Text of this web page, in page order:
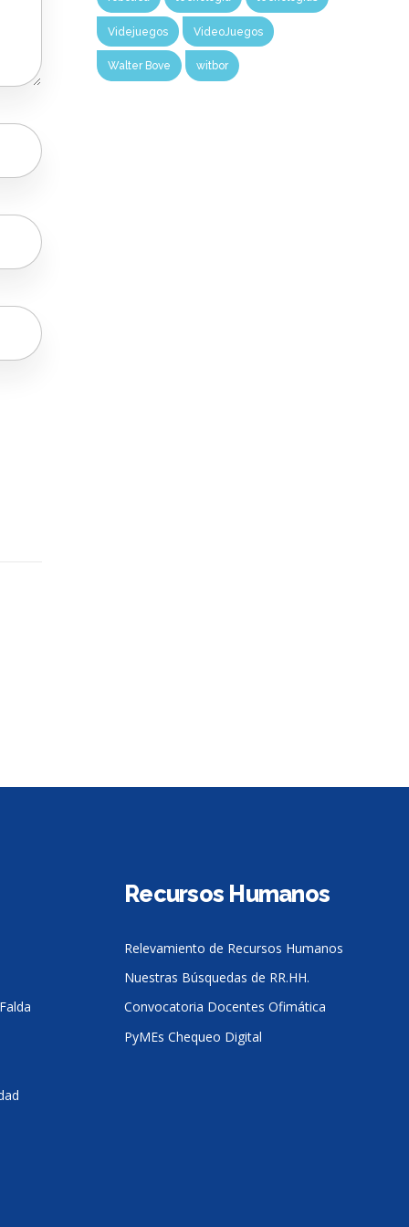
Videjuegos VideoJuegos
Walter Bove witbor
Recursos Humanos
Relevamiento de Recursos Humanos
Nuestras Búsquedas de RR.HH.
Convocatoria Docentes Ofimática
PyMEs Chequeo Digital